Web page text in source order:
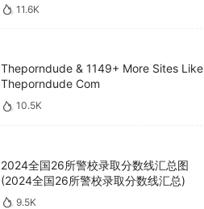
11.6K
Theporndude & 1149+ More Sites Like
Theporndude Com
10.5K
2024全国26所警校录取分数线汇总图
(2024全国26所警校录取分数线汇总)
9.5K